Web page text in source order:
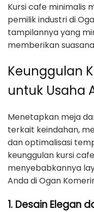
Kursi cafe minimalis
pemilik industri di
tampilannya yang
memberikan
Keunggulan
untuk Usaha
Menetapkan meja
terkait keindahan,
dan optimalisasi
keunggulan kursi
menyebabkannya
Anda di Ogan
1. Desain Elegan